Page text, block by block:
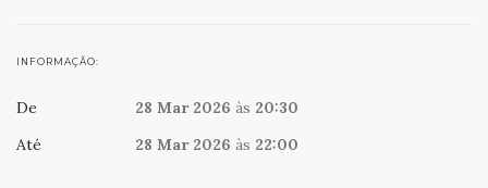
INFORMAÇÃO:
De 28 Mar 2026 às 20:30
Até
28 Mar 2026 às 22:00